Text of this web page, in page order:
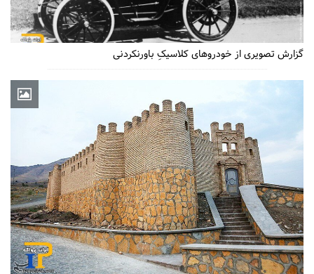
گزارش تصویری از خودروهای کلاسیکِ باورنکردنی